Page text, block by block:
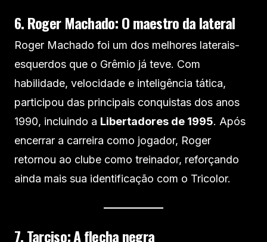
6. Roger Machado: O maestro da lateral
Roger Machado foi um dos melhores laterais-
esquerdos que o Grêmio já teve. Com
habilidade, velocidade e inteligência tática,
participou das principais conquistas dos anos
1990, incluindo a Libertadores de 1995. Após
encerrar a carreira como jogador, Roger
retornou ao clube como treinador, reforçando
ainda mais sua identificação com o Tricolor.
7. Tarciso: A flecha negra